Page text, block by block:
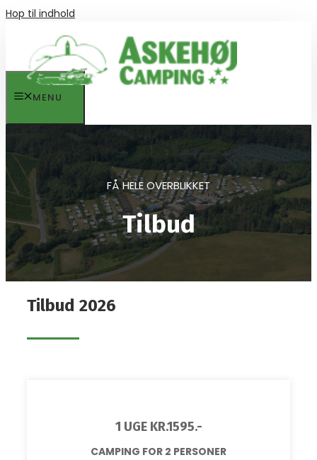
Hop til indhold
MENU
FÅ HELE OVERBLIKKET
Tilbud
Tilbud 2026
1 UGE KR.1595.-
CAMPING FOR 2 PERSONER